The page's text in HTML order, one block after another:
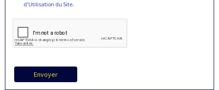
d'Utilisation du Site.
Envoyer